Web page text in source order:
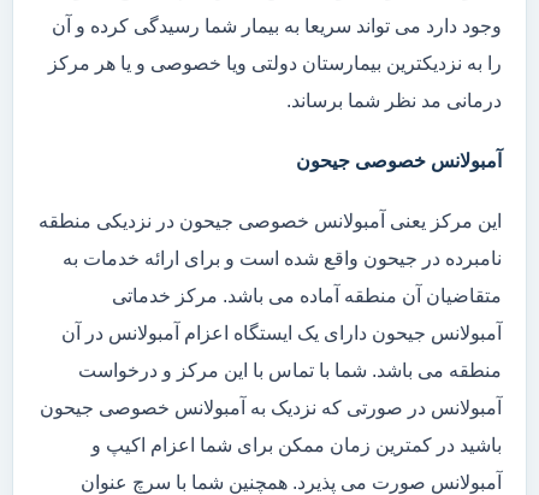
وجود دارد می تواند سریعا به بیمار شما رسیدگی کرده و آن
را به نزدیکترین بیمارستان دولتی ویا خصوصی و یا هر مرکز
درمانی مد نظر شما برساند.
آمبولانس خصوصی جیحون
این مرکز یعنی آمبولانس خصوصی جیحون در نزدیکی منطقه
نامبرده در جیحون واقع شده است و برای ارائه خدمات به
متقاضیان آن منطقه آماده می باشد. مرکز خدماتی
آمبولانس جیحون دارای یک ایستگاه اعزام آمبولانس در آن
منطقه می باشد. شما با تماس با این مرکز و درخواست
آمبولانس در صورتی که نزدیک به آمبولانس خصوصی جیحون
باشید در کمترین زمان ممکن برای شما اعزام اکیپ و
آمبولانس صورت می پذیرد. همچنین شما با سرچ عنوان